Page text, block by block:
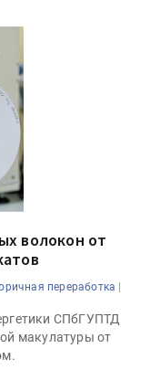
волокон от
переработка |
СПбГУПТД
макулатуры от